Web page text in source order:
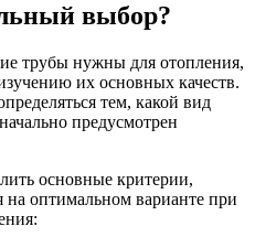
выбор?
трубы нужны для отопления,
их основных качеств.
тем, какой вид
предусмотрен
основные критерии,
на оптимальном варианте при